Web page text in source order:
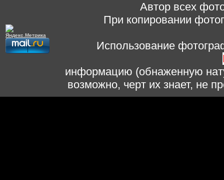
Автор всех
При копировании
Использование
информацию (обнаженную
возможно, черт их знает, не